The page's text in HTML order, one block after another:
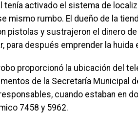
tenía activado el sistema de
mismo rumbo. El dueño de la
pistolas y sustrajeron el dinero
para después emprender la huida
proporcionó la ubicación del
de la Secretaría Municipal
cuando estaban en
7458 y 5962.